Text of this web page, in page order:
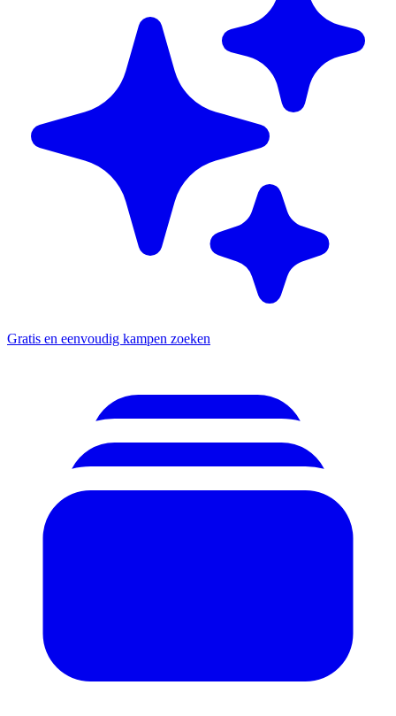
Gratis en eenvoudig kampen zoeken